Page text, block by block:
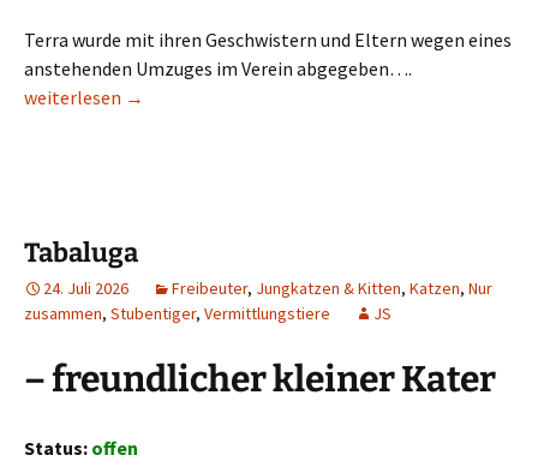
Terra wurde mit ihren Geschwistern und Eltern wegen eines
anstehenden Umzuges im Verein abgegeben….
Terra
weiterlesen →
Tabaluga
24. Juli 2026 Freibeuter, Jungkatzen & Kitten, Katzen, Nur
zusammen, Stubentiger, Vermittlungstiere JS
– freundlicher kleiner Kater
Status: offen